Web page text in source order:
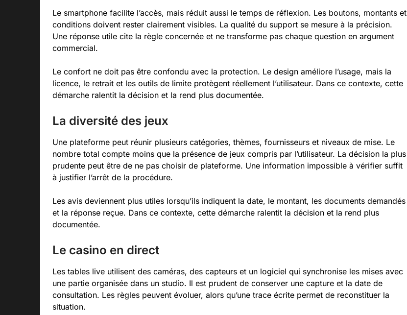
Le smartphone facilite l’accès, mais réduit aussi le temps de réflexion. Les boutons, montants et
conditions doivent rester clairement visibles. La qualité du support se mesure à la précision.
Une réponse utile cite la règle concernée et ne transforme pas chaque question en argument
commercial.
Le confort ne doit pas être confondu avec la protection. Le design améliore l’usage, mais la
licence, le retrait et les outils de limite protègent réellement l’utilisateur. Dans ce contexte, cette
démarche ralentit la décision et la rend plus documentée.
La diversité des jeux
Une plateforme peut réunir plusieurs catégories, thèmes, fournisseurs et niveaux de mise. Le
nombre total compte moins que la présence de jeux compris par l’utilisateur. La décision la plus
prudente peut être de ne pas choisir de plateforme. Une information impossible à vérifier suffit
à justifier l’arrêt de la procédure.
Les avis deviennent plus utiles lorsqu’ils indiquent la date, le montant, les documents demandés
et la réponse reçue. Dans ce contexte, cette démarche ralentit la décision et la rend plus
documentée.
Le casino en direct
Les tables live utilisent des caméras, des capteurs et un logiciel qui synchronise les mises avec
une partie organisée dans un studio. Il est prudent de conserver une capture et la date de
consultation. Les règles peuvent évoluer, alors qu’une trace écrite permet de reconstituer la
situation.